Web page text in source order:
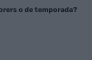
o de temporada?